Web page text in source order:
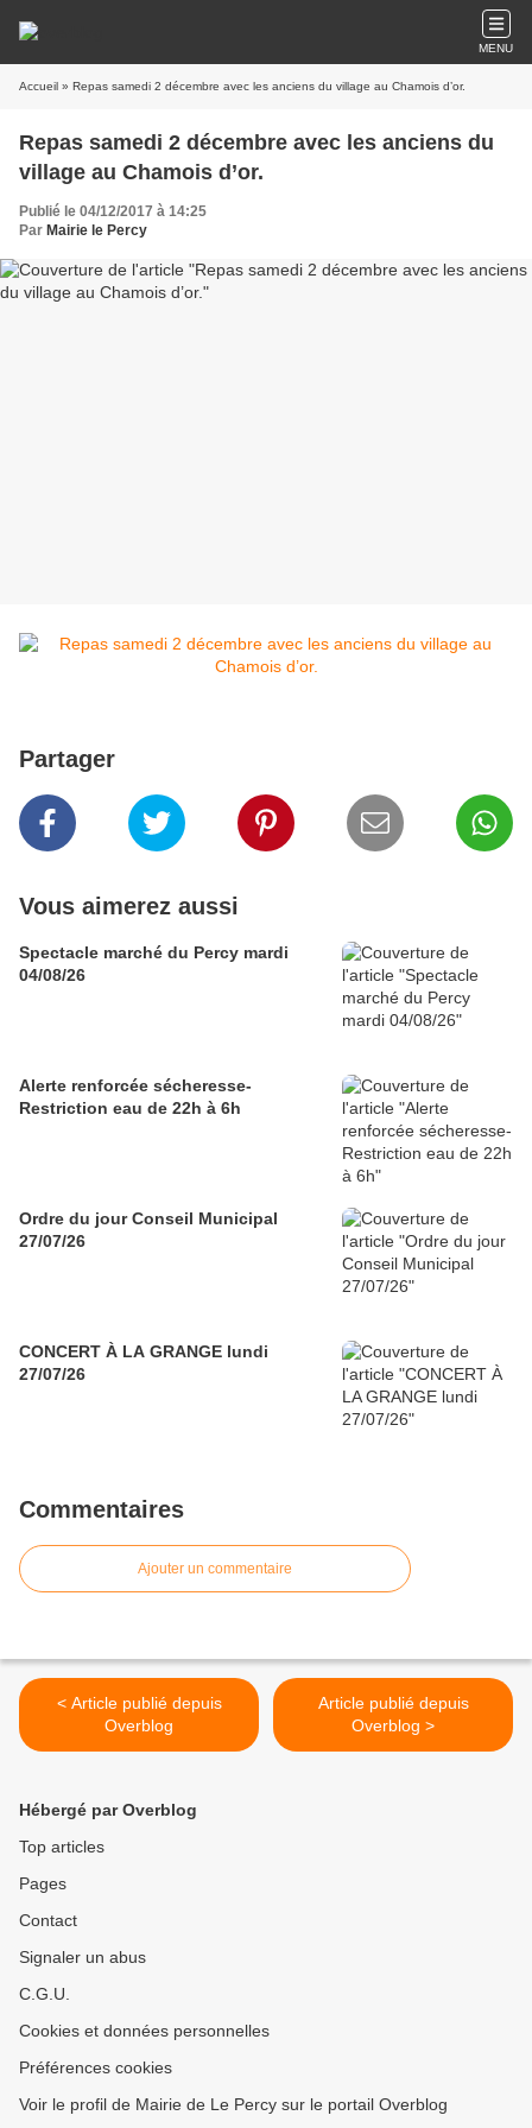
MENU
Accueil » Repas samedi 2 décembre avec les anciens du village au Chamois d’or.
Repas samedi 2 décembre avec les anciens du
village au Chamois d’or.
Publié le 04/12/2017 à 14:25
Par Mairie le Percy
Partager
Vous aimerez aussi
Spectacle marché du Percy mardi
04/08/26
Alerte renforcée sécheresse-
Restriction eau de 22h à 6h
Ordre du jour Conseil Municipal
27/07/26
CONCERT À LA GRANGE lundi
27/07/26
Commentaires
Ajouter un commentaire
< Article publié depuis
Overblog
Article publié depuis
Overblog >
Hébergé par Overblog
Top articles
Pages
Contact
Signaler un abus
C.G.U.
Cookies et données personnelles
Préférences cookies
Voir le profil de Mairie de Le Percy sur le portail Overblog